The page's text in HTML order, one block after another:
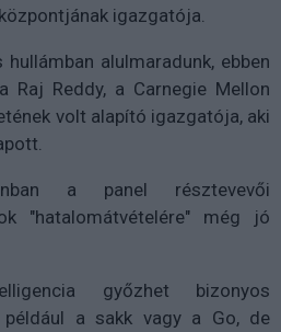
igazgatója.
alulmaradunk, ebben
Raj Reddy, a Carnegie Mellon
volt alapító igazgatója, aki
a panel résztevevői
"hatalomátvételére" még jó
győzhet bizonyos
például a sakk vagy a Go, de